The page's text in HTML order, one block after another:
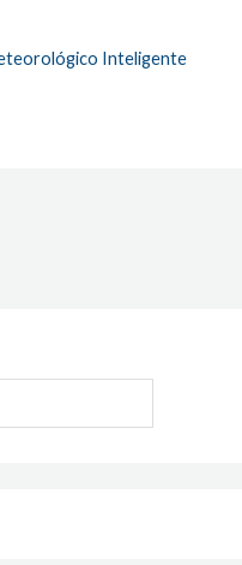
Inteligente